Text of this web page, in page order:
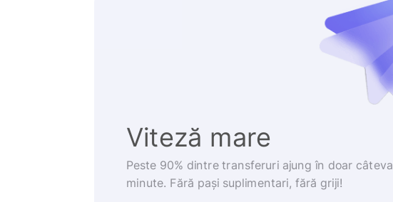
Viteză mare
Peste 90% dintre transferuri ajung în doar câteva
minute. Fără pași suplimentari, fără griji!